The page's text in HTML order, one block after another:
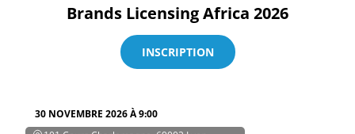
Brands Licensing Africa 2026
INSCRIPTION
30 NOVEMBRE 2026 À 9:00